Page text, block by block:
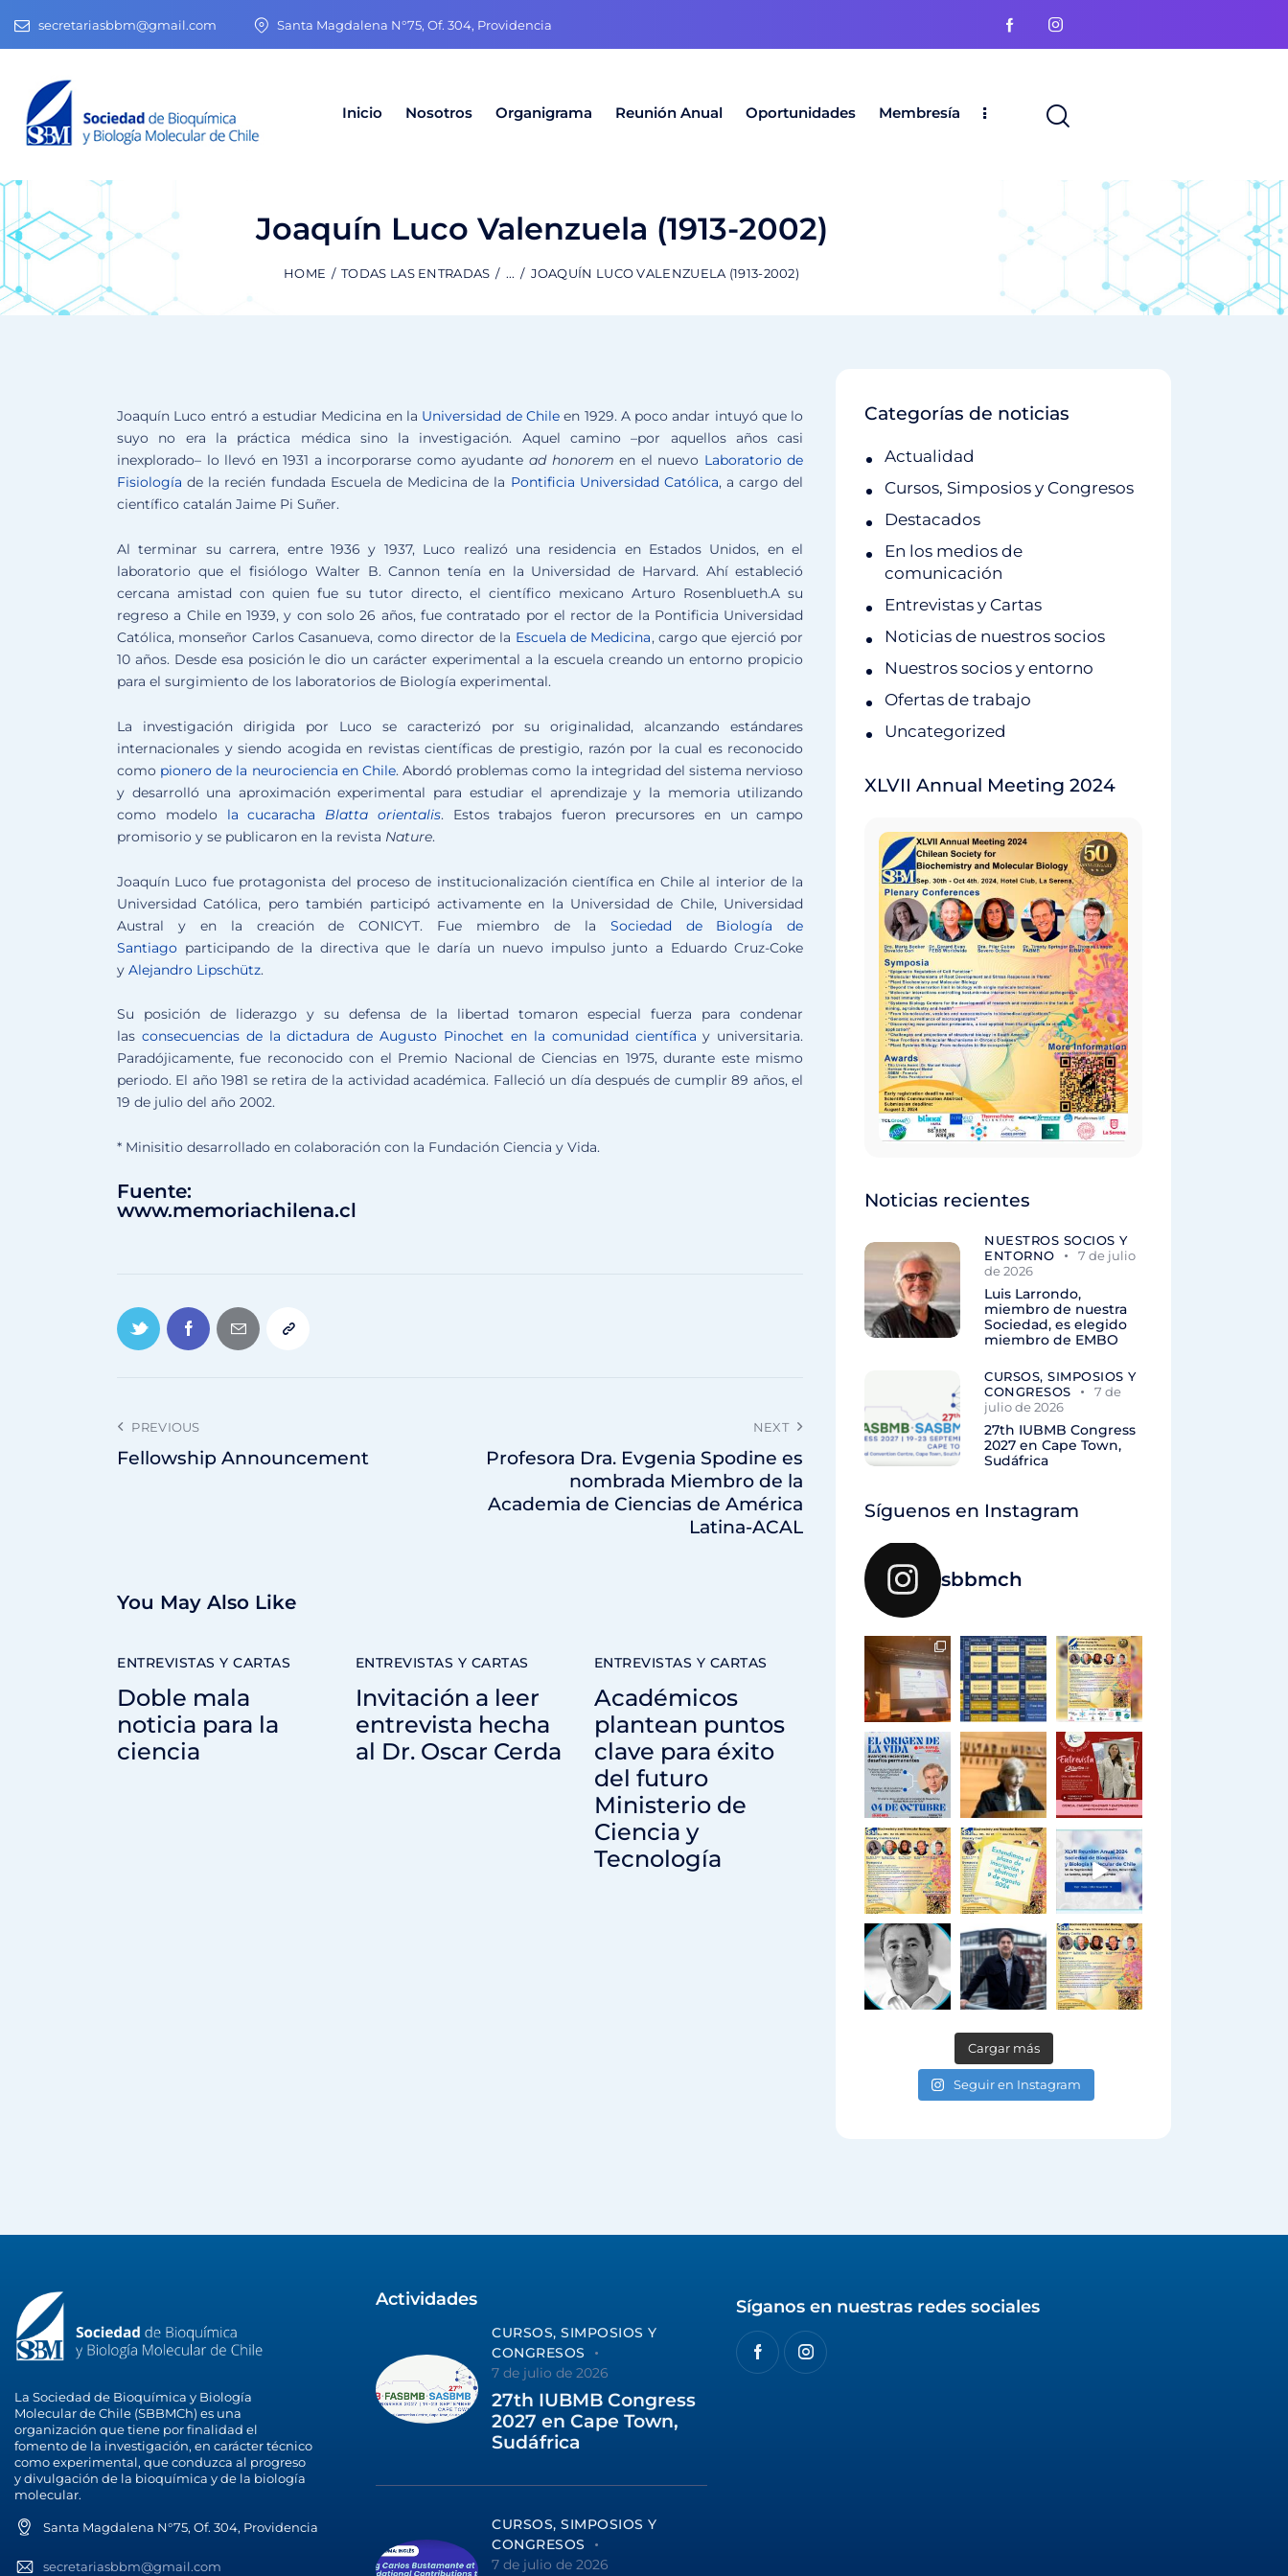
secretariasbbm@gmail.com Santa Magdalena N°75, Of. 304, Providencia
Inicio Nosotros Organigrama Reunión Anual Oportunidades Membresía
Joaquín Luco Valenzuela (1913-2002)
HOME TODAS LAS ENTRADAS ... JOAQUÍN LUCO VALENZUELA (1913-2002)
Joaquín Luco entró a estudiar Medicina en la Universidad de Chileen 1929. A poco andar intuyó que lo
suyo no era la práctica médica sino la investigación. Aquel camino ­–por aquellos años casi
inexplorado– lo llevó en 1931 a incorporarse como ayudante ad honorem en el nuevo Laboratorio de
Fisiología de la recién fundada Escuela de Medicina de la Pontificia Universidad Católica, a cargo del
científico catalán Jaime Pi Suñer.
Al terminar su carrera, entre 1936 y 1937, Luco realizó una residencia en Estados Unidos, en el
laboratorio que el fisiólogo Walter B. Cannon tenía en la Universidad de Harvard. Ahí estableció
cercana amistad con quien fue su tutor directo, el científico mexicano Arturo Rosenblueth.A su
regreso a Chile en 1939, y con solo 26 años, fue contratado por el rector de la Pontificia Universidad
Católica, monseñor Carlos Casanueva, como director de la Escuela de Medicina, cargo que ejerció por
10 años. Desde esa posición le dio un carácter experimental a la escuela creando un entorno propicio
para el surgimiento de los laboratorios de Biología experimental.
La investigación dirigida por Luco se caracterizó por su originalidad, alcanzando estándares
internacionales y siendo acogida en revistas científicas de prestigio, razón por la cual es reconocido
como pionero de la neurociencia en Chile. Abordó problemas como la integridad del sistema nervioso
y desarrolló una aproximación experimental para estudiar el aprendizaje y la memoria utilizando
como modelo la cucaracha Blatta orientalis. Estos trabajos fueron precursores en un campo
promisorio y se publicaron en la revista Nature.
Joaquín Luco fue protagonista del proceso de institucionalización científica en Chile al interior de la
Universidad Católica, pero también participó activamente en la Universidad de Chile, Universidad
Austral y en la creación deCONICYT. Fue miembro de la Sociedad de Biología de
Santiago participando de la directiva que le daría un nuevo impulso junto a Eduardo Cruz-Coke
y Alejandro Lipschütz.
Su posición de liderazgo y su defensa de la libertad tomaron especial fuerza para condenar
las consecuencias de la dictadura de Augusto Pinochet en la comunidad científica y universitaria.
Paradójicamente, fue reconocido con el Premio Nacional de Ciencias en 1975, durante este mismo
periodo. El año 1981 se retira de la actividad académica. Falleció un día después de cumplir 89 años, el
19 de julio del año 2002.
* Minisitio desarrollado en colaboración con la Fundación Ciencia y Vida.
Fuente:
www.memoriachilena.cl
PREVIOUS
Fellowship Announcement
NEXT
Profesora Dra. Evgenia Spodine es
nombrada Miembro de la
Academia de Ciencias de América
Latina-ACAL
You May Also Like
ENTREVISTAS Y CARTAS
Doble mala
noticia para la
ciencia
ENTREVISTAS Y CARTAS
Invitación a leer
entrevista hecha
al Dr. Oscar Cerda
ENTREVISTAS Y CARTAS
Académicos
plantean puntos
clave para éxito
del futuro
Ministerio de
Ciencia y
Tecnología
Categorías de noticias
Actualidad
Cursos, Simposios y Congresos
Destacados
En los medios de
comunicación
Entrevistas y Cartas
Noticias de nuestros socios
Nuestros socios y entorno
Ofertas de trabajo
Uncategorized
XLVII Annual Meeting 2024
Noticias recientes
NUESTROS SOCIOS Y
ENTORNO
7 de julio
de 2026
Luis Larrondo,
miembro de nuestra
Sociedad, es elegido
miembro de EMBO
CURSOS, SIMPOSIOS Y
CONGRESOS
7 de
julio de 2026
27th IUBMB Congress
2027 en Cape Town,
Sudáfrica
Síguenos en Instagram
sbbmch
Cargar más
Seguir en Instagram
La Sociedad de Bioquímica y Biología
Molecular de Chile (SBBMCh) es una
organización que tiene por finalidad el
fomento de la investigación, en carácter técnico
como experimental, que conduzca al progreso
y divulgación de la bioquímica y de la biología
molecular.
Santa Magdalena N°75, Of. 304, Providencia
secretariasbbm@gmail.com
Actividades
CURSOS, SIMPOSIOS Y
CONGRESOS
7 de julio de 2026
27th IUBMB Congress
2027 en Cape Town,
Sudáfrica
CURSOS, SIMPOSIOS Y
CONGRESOS
7 de julio de 2026
Síganos en nuestras redes sociales